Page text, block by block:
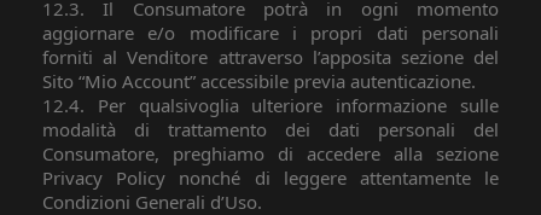
12.3. Il Consumatore potrà in ogni momento
aggiornare e/o modificare i propri dati personali
forniti al Venditore attraverso l’apposita sezione del
Sito “Mio Account” accessibile previa autenticazione.
12.4. Per qualsivoglia ulteriore informazione sulle
modalità di trattamento dei dati personali del
Consumatore, preghiamo di accedere alla sezione
Privacy Policy nonché di leggere attentamente le
Condizioni Generali d’Uso.